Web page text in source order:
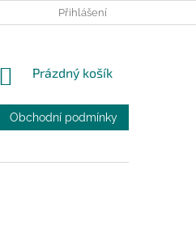
MOJE OBJEDNÁVKA
Přihlášení
NÁKUPNÍ
Prázdný košík
Obchodní podmínky